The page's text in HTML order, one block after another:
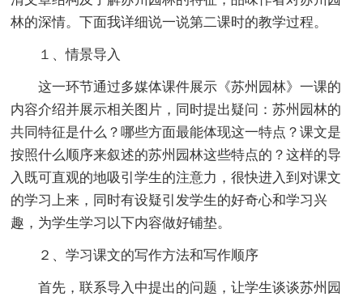
林的深情。下面我详细说一说第二课时的教学过程。
１、情景导入
这一环节通过多媒体课件展示《苏州园林》一课的
内容介绍并展示相关图片，同时提出疑问：苏州园林的
共同特征是什么？哪些方面最能体现这一特点？课文是
按照什么顺序来叙述的苏州园林这些特点的？这样的导
入既可直观的地吸引学生的注意力，很快进入到对课文
的学习上来，同时有设疑引发学生的好奇心和学习兴
趣，为学生学习以下内容做好铺垫。
２、学习课文的写作方法和写作顺序
首先，联系导入中提出的问题，让学生谈谈苏州园